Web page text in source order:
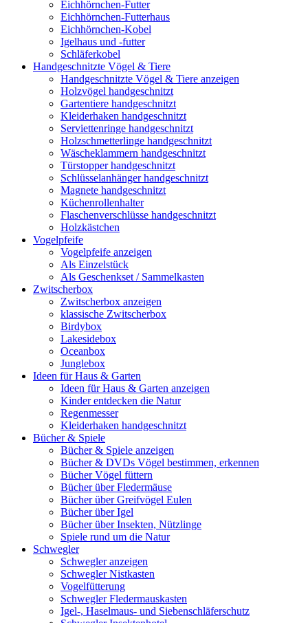
Eichhörnchen-Futter
Eichhörnchen-Futterhaus
Eichhörnchen-Kobel
Igelhaus und -futter
Schläferkobel
Handgeschnitzte Vögel & Tiere
Handgeschnitzte Vögel & Tiere anzeigen
Holzvögel handgeschnitzt
Gartentiere handgeschnitzt
Kleiderhaken handgeschnitzt
Serviettenringe handgeschnitzt
Holzschmetterlinge handgeschnitzt
Wäscheklammern handgeschnitzt
Türstopper handgeschnitzt
Schlüsselanhänger handgeschnitzt
Magnete handgeschnitzt
Küchenrollenhalter
Flaschenverschlüsse handgeschnitzt
Holzkästchen
Vogelpfeife
Vogelpfeife anzeigen
Als Einzelstück
Als Geschenkset / Sammelkasten
Zwitscherbox
Zwitscherbox anzeigen
klassische Zwitscherbox
Birdybox
Lakesidebox
Oceanbox
Junglebox
Ideen für Haus & Garten
Ideen für Haus & Garten anzeigen
Kinder entdecken die Natur
Regenmesser
Kleiderhaken handgeschnitzt
Bücher & Spiele
Bücher & Spiele anzeigen
Bücher & DVDs Vögel bestimmen, erkennen
Bücher Vögel füttern
Bücher über Fledermäuse
Bücher über Greifvögel Eulen
Bücher über Igel
Bücher über Insekten, Nützlinge
Spiele rund um die Natur
Schwegler
Schwegler anzeigen
Schwegler Nistkasten
Vogelfütterung
Schwegler Fledermauskasten
Igel-, Haselmaus- und Siebenschläferschutz